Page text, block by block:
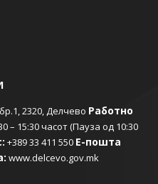
2320, Делчево Работно
– 15:30 часот (Пауза од 10:30
+389 33 411 550 Е-пошта
www.delcevo.gov.mk